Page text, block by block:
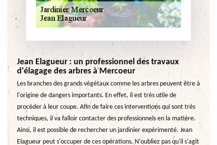
Jean Elagueur : un professionnel des travaux
d'élagage des arbres à Mercoeur
Les branches des grands végétaux comme les arbres peuvent être à
l'origine de dangers importants. En effet, il est très utile de
procéder à leur coupe. Afin de faire ces interventions qui sont très
techniques, il va falloir contacter des professionnels en la matière.
Ainsi, il est possible de rechercher un jardinier expérimenté. Jean
Elagueur peut s'occuper de ces opérations. N'oubliez pas qu'il s'agit